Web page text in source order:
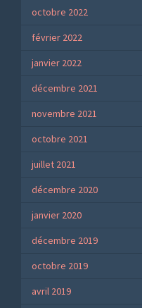
octobre 2022
février 2022
janvier 2022
décembre 2021
novembre 2021
octobre 2021
juillet 2021
décembre 2020
janvier 2020
décembre 2019
octobre 2019
avril 2019